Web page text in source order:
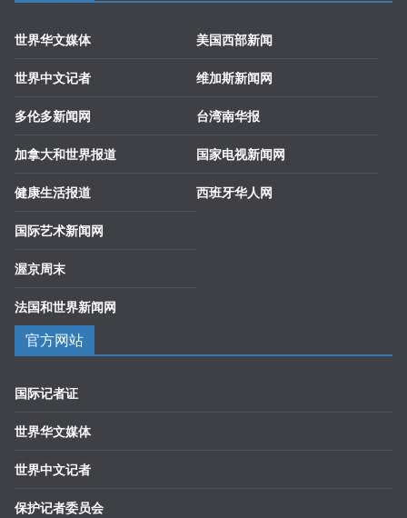
世界华文媒体
世界中文记者
多伦多新闻网
加拿大和世界报道
健康生活报道
国际艺术新闻网
渥京周末
法国和世界新闻网
美国西部新闻
维加斯新闻网
台湾南华报
国家电视新闻网
西班牙华人网
官方网站
国际记者证
世界华文媒体
世界中文记者
保护记者委员会